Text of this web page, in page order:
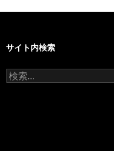
サイト内検索
検
索: